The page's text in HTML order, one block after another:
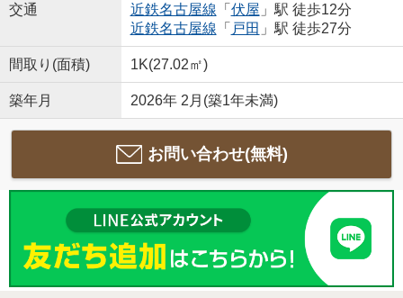
交通
近鉄名古屋線 「 伏屋 」駅 徒歩12分
近鉄名古屋線 「 戸田 」駅 徒歩27分
間取り(面積) 1K(27.02㎡)
築年月 2026年 2月(築1年未満)
お問い合わせ(無料)